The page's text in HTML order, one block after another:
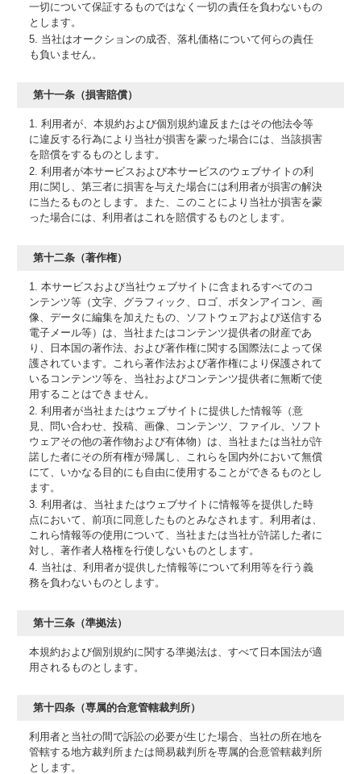
一切について保証するものではなく一切の責任を負わないもの
とします。
5. 当社はオークションの成否、落札価格について何らの責任
も負いません。
第十一条（損害賠償）
1. 利用者が、本規約および個別規約違反またはその他法令等
に違反する行為により当社が損害を蒙った場合には、当該損害
を賠償をするものとします。
2. 利用者が本サービスおよび本サービスのウェブサイトの利
用に関し、第三者に損害を与えた場合には利用者が損害の解決
に当たるものとします。また、このことにより当社が損害を蒙
った場合には、利用者はこれを賠償するものとします。
第十二条（著作権）
1. 本サービスおよび当社ウェブサイトに含まれるすべてのコ
ンテンツ等（文字、グラフィック、ロゴ、ボタンアイコン、画
像、データに編集を加えたもの、ソフトウェアおよび送信する
電子メール等）は、当社またはコンテンツ提供者の財産であ
り、日本国の著作法、および著作権に関する国際法によって保
護されています。これら著作法および著作権により保護されて
いるコンテンツ等を、当社およびコンテンツ提供者に無断で使
用することはできません。
2. 利用者が当社またはウェブサイトに提供した情報等（意
見、問い合わせ、投稿、画像、コンテンツ、ファイル、ソフト
ウェアその他の著作物および有体物）は、当社または当社が許
諾した者にその所有権が帰属し、これらを国内外において無償
にて、いかなる目的にも自由に使用することができるものとし
ます。
3. 利用者は、当社またはウェブサイトに情報等を提供した時
点において、前項に同意したものとみなされます。利用者は、
これら情報等の使用について、当社または当社が許諾した者に
対し、著作者人格権を行使しないものとします。
4. 当社は、利用者が提供した情報等について利用等を行う義
務を負わないものとします。
第十三条（準拠法）
本規約および個別規約に関する準拠法は、すべて日本国法が適
用されるものとします。
第十四条（専属的合意管轄裁判所）
利用者と当社の間で訴訟の必要が生じた場合、当社の所在地を
管轄する地方裁判所または簡易裁判所を専属的合意管轄裁判所
とします。